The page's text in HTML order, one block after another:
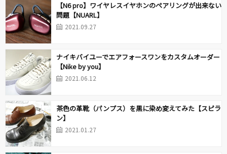
【N6 pro】ワイヤレスイヤホンのペアリングが出来ない
問題【NUARL】
2021.09.27
ナイキバイユーでエアフォースワンをカスタムオーダー
【Nike by you】
2021.06.12
茶色の革靴（パンプス）を黒に染め変えてみた【スピラ
ン】
2021.01.27